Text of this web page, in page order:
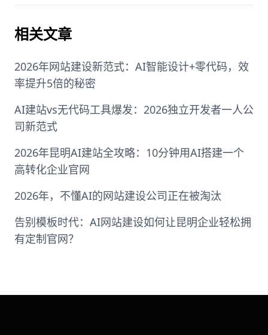
相关文章
2026年网站建设新范式：AI智能设计+零代码，效
率提升5倍的秘密
AI建站vs无代码工具爆发：2026独立开发者一人公
司新范式
2026年昆明AI建站全攻略：10分钟用AI搭建一个
高转化企业官网
2026年，不懂AI的网站建设公司正在被淘汰
告别模板时代：AI网站建设如何让昆明企业轻松拥
有定制官网？